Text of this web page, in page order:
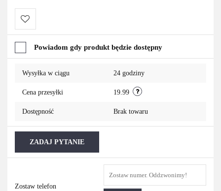
Do
Powiadom gdy produkt będzie dostępny
Wysyłka w ciągu 24 godziny
Cena przesyłki 19.99
Dostępność Brak towaru
ZADAJ PYTANIE
Zostaw telefon